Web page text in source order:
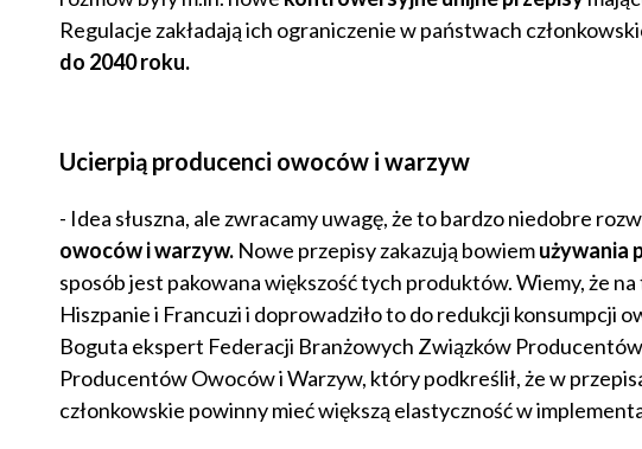
Regulacje zakładają ich ograniczenie w państwach
do 2040 roku.
Ucierpią producenci owoców i warzyw
- Idea słuszna, ale zwracamy uwagę, że to bardzo niedobre
owoców i warzyw. Nowe przepisy zakazują bowiemużywania
sposób jest pakowana większość tych produktów. Wiemy, że
Hiszpanie i Francuzi i doprowadziło to do redukcji konsumpcji
Boguta ekspert Federacji Branżowych Związków
Producentów Owoców i Warzyw, który podkreślił, że w
członkowskie powinny mieć większą elastyczność w